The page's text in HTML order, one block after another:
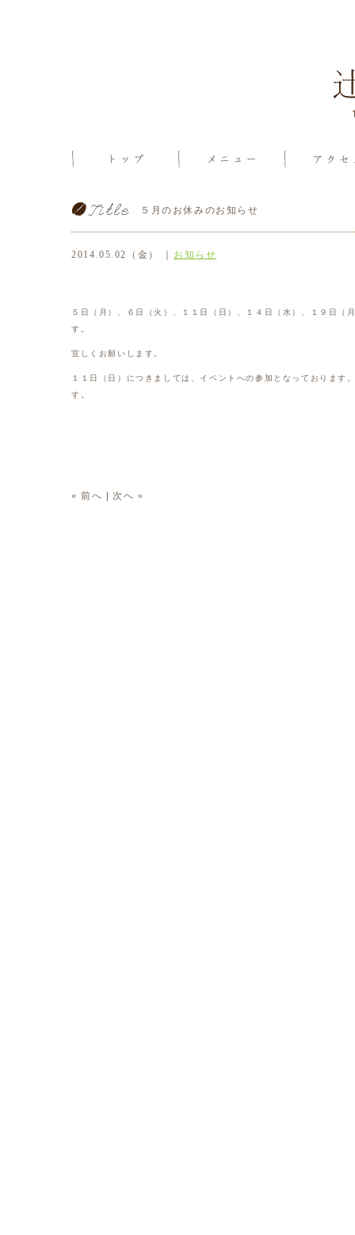
５月のお休みのお知らせ
2014.05.02（金） ｜ お知らせ
５日（月）、６日（火）、１１日（日）、１４日（水）、１９日（
す。
宜しくお願いします。
１１日（日）につきましては、イベントへの参加となっております
す。
« 前へ 次へ »